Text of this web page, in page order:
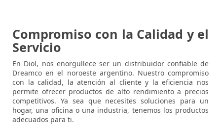
Compromiso con la Calidad y el
Servicio
En Diol, nos enorgullece ser un distribuidor confiable de
Dreamco en el noroeste argentino. Nuestro compromiso
con la calidad, la atención al cliente y la eficiencia nos
permite ofrecer productos de alto rendimiento a precios
competitivos. Ya sea que necesites soluciones para un
hogar, una oficina o una industria, tenemos los productos
adecuados para ti.